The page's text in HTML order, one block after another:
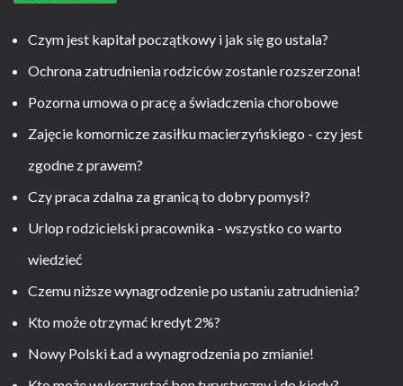
Czym jest kapitał początkowy i jak się go ustala?
Ochrona zatrudnienia rodziców zostanie rozszerzona!
Pozorna umowa o pracę a świadczenia chorobowe
Zajęcie komornicze zasiłku macierzyńskiego - czy jest
zgodne z prawem?
Czy praca zdalna za granicą to dobry pomysł?
Urlop rodzicielski pracownika - wszystko co warto
wiedzieć
Czemu niższe wynagrodzenie po ustaniu zatrudnienia?
Kto może otrzymać kredyt 2%?
Nowy Polski Ład a wynagrodzenia po zmianie!